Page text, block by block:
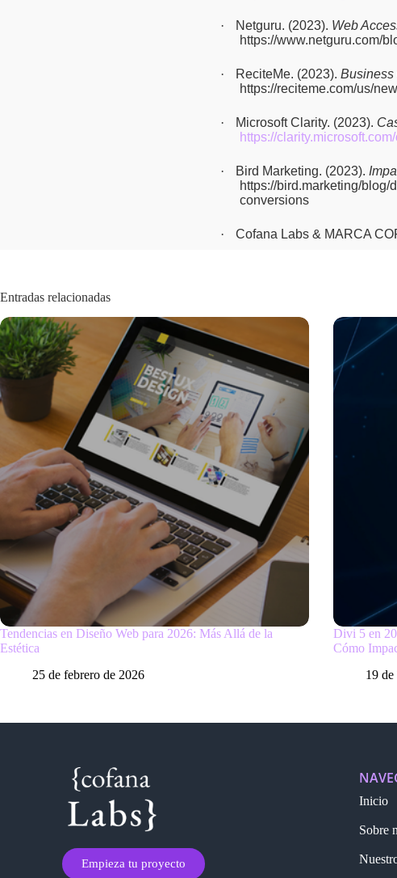
· Netguru. (2023). Web
https://www.netguru.com/
· ReciteMe. (2023). Business
https://reciteme.com/us/
· Microsoft Clarity. (2023).
https://
· Bird Marketing. (2023).
https://bird.marketing/
conversions
· Cofana Labs & MARCA
Entradas relacionadas
Tendencias en Diseño Web para 2026: Más Allá de la
Estética
25 de febrero de 2026
Divi 5 en
Cómo
19
Empieza tu proyecto
Inicio
Sobre